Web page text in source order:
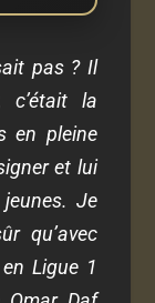
pas ? Il
c’était la
en pleine
et lui
Je
qu’avec
Ligue 1